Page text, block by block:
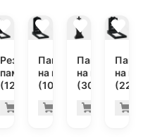
Резной
памятник
(12-102)
107.700
Купить
Памятник
на могилу
(10-117)
Купить
Памятник
на могилу
(30-678)
Купить
на
(22-